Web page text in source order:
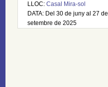
LLOC: Casal Mira-sol
DATA: Del 30 de juny al 27 de
setembre de 2025